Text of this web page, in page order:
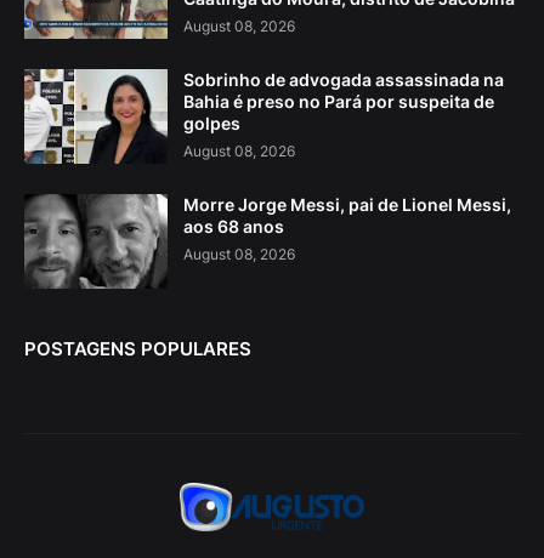
August 08, 2026
Sobrinho de advogada assassinada na
Bahia é preso no Pará por suspeita de
golpes
August 08, 2026
Morre Jorge Messi, pai de Lionel Messi,
aos 68 anos
August 08, 2026
POSTAGENS POPULARES